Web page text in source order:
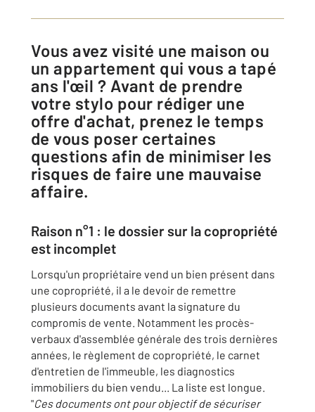
Vous avez visité une maison ou
un appartement qui vous a tapé
ans l'œil ? Avant de prendre
votre stylo pour rédiger une
offre d'achat, prenez le temps
de vous poser certaines
questions afin de minimiser les
risques de faire une mauvaise
affaire.
Raison n°1 : le dossier sur la copropriété
est incomplet
Lorsqu'un propriétaire vend un bien présent dans
une copropriété, il a le devoir de remettre
plusieurs documents avant la signature du
compromis de vente. Notamment les procès-
verbaux d'assemblée générale des trois dernières
années, le règlement de copropriété, le carnet
d'entretien de l'immeuble, les diagnostics
immobiliers du bien vendu... La liste est longue.
"Ces documents ont pour objectif de sécuriser